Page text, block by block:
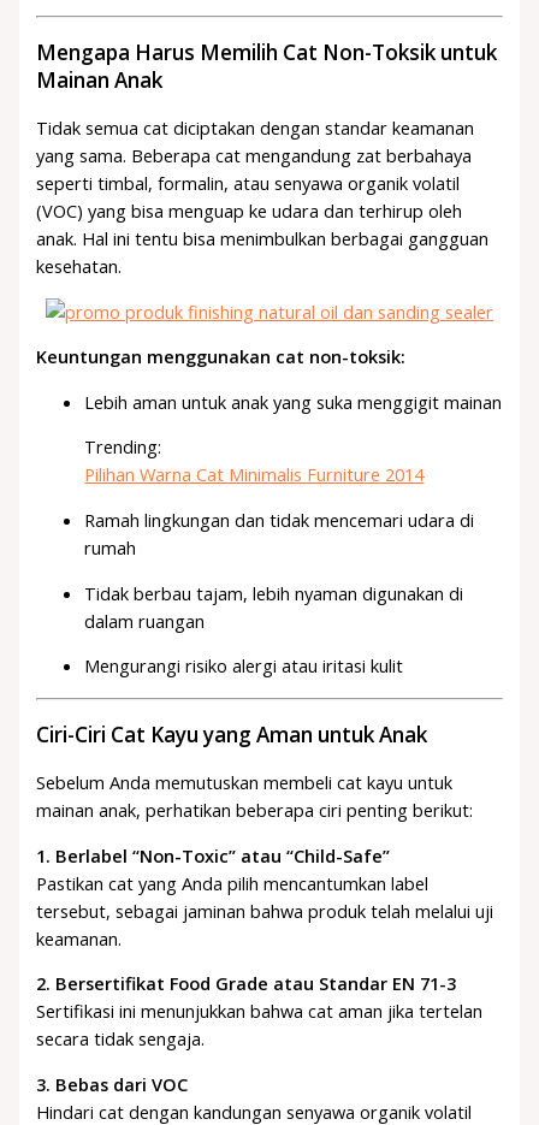
Mengapa Harus Memilih Cat Non-Toksik untuk
Mainan Anak
Tidak semua cat diciptakan dengan standar keamanan
yang sama. Beberapa cat mengandung zat berbahaya
seperti timbal, formalin, atau senyawa organik volatil
(VOC) yang bisa menguap ke udara dan terhirup oleh
anak. Hal ini tentu bisa menimbulkan berbagai gangguan
kesehatan.
Keuntungan menggunakan cat non-toksik:
Lebih aman untuk anak yang suka menggigit mainan
Trending:
Pilihan Warna Cat Minimalis Furniture 2014
Ramah lingkungan dan tidak mencemari udara di
rumah
Tidak berbau tajam, lebih nyaman digunakan di
dalam ruangan
Mengurangi risiko alergi atau iritasi kulit
Ciri-Ciri Cat Kayu yang Aman untuk Anak
Sebelum Anda memutuskan membeli cat kayu untuk
mainan anak, perhatikan beberapa ciri penting berikut:
1. Berlabel “Non-Toxic” atau “Child-Safe”
Pastikan cat yang Anda pilih mencantumkan label
tersebut, sebagai jaminan bahwa produk telah melalui uji
keamanan.
2. Bersertifikat Food Grade atau Standar EN 71-3
Sertifikasi ini menunjukkan bahwa cat aman jika tertelan
secara tidak sengaja.
3. Bebas dari VOC
Hindari cat dengan kandungan senyawa organik volatil